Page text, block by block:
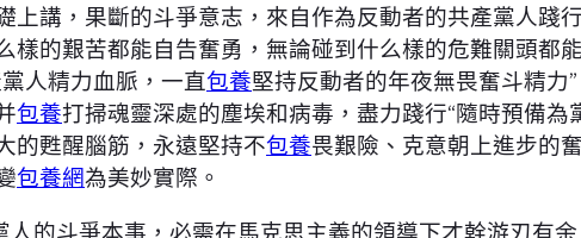
講，果斷的斗爭意志，來自作為反動者的共產黨人踐
的艱苦都能自告奮勇，無論碰到什么樣的危難關頭都
人精力血脈，一直包養堅持反動者的年夜無畏奮斗精力
包養打掃魂靈深處的塵埃和病毒，盡力踐行“隨時預備
的甦醒腦筋，永遠堅持不包養畏艱險、克意朝上進步的
包養網為美妙實際。